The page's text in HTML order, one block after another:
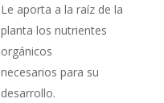
Le aporta a la raíz de la
planta los nutrientes
orgánicos
necesarios para su
desarrollo.